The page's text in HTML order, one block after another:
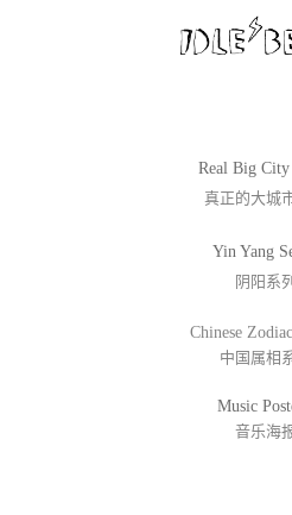
Real Big City
真正的大城
Yin Yang
阴阳系列
Chinese
中国属相
Music
音乐海